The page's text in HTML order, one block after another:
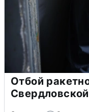
Отбой